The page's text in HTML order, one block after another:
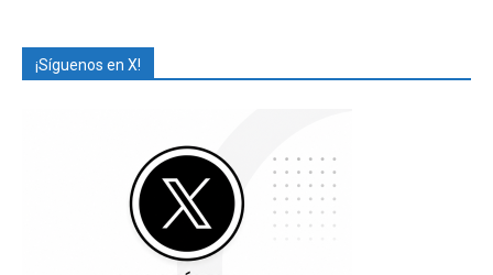
¡Síguenos en X!